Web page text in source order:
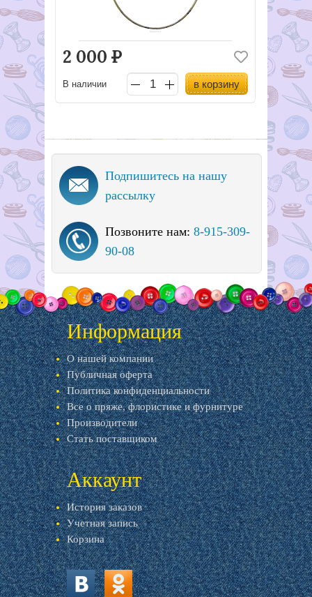
2 000 Р
В наличии в корзину
Подпишитесь на нашу
рассылку
Позвоните нам: 8-915-309-
90-08
Информация
О нашей компании
Публичная оферта
Политика конфиденциальности
Все о пряже, флористике и фурнитуре
Производители
Стать поставщиком
Аккаунт
История заказов
Учетная запись
Корзина